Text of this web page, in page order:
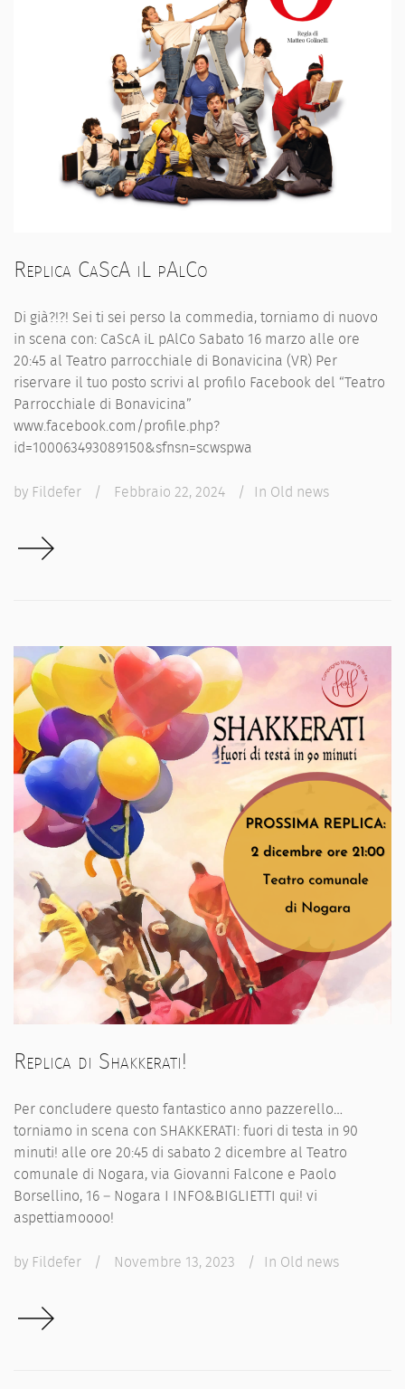
Replica CaScA iL pAlCo
Di già?!?! Sei ti sei perso la commedia, torniamo di nuovo
in scena con: CaScA iL pAlCo Sabato 16 marzo alle ore
20:45 al Teatro parrocchiale di Bonavicina (VR) Per
riservare il tuo posto scrivi al profilo Facebook del “Teatro
Parrocchiale di Bonavicina”
www.facebook.com/profile.php?
id=100063493089150&sfnsn=scwspwa
by Fildefer / Febbraio 22, 2024 / In Old news
Replica di Shakkerati!
Per concludere questo fantastico anno pazzerello…
torniamo in scena con SHAKKERATI: fuori di testa in 90
minuti! alle ore 20:45 di sabato 2 dicembre al Teatro
comunale di Nogara, via Giovanni Falcone e Paolo
Borsellino, 16 – Nogara I INFO&BIGLIETTI qui! vi
aspettiamoooo!
by Fildefer / Novembre 13, 2023 / In Old news